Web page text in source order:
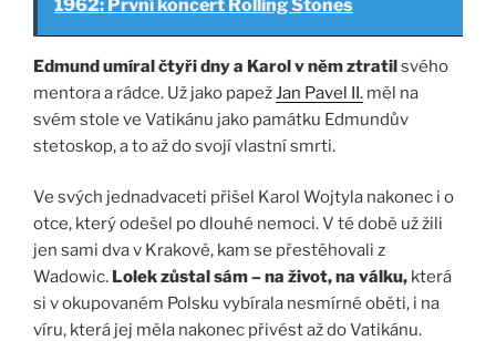
1962: První koncert Rolling Stones
Edmund umíral čtyři dny a Karol v něm ztratilsvého
mentora a rádce. Už jako papež Jan Pavel II. měl na
svém stole ve Vatikánu jako památku Edmundův
stetoskop, a to až do svojí vlastní smrti.
Ve svých jednadvaceti přišel Karol Wojtyla nakonec i o
otce, který odešel po dlouhé nemoci. V té době už žili
jen sami dva v Krakově, kam se přestěhovali z
Wadowic. Lolek zůstal sám – na život, na válku, která
si v okupovaném Polsku vybírala nesmírné oběti, i na
víru, která jej měla nakonec přivést až do Vatikánu.